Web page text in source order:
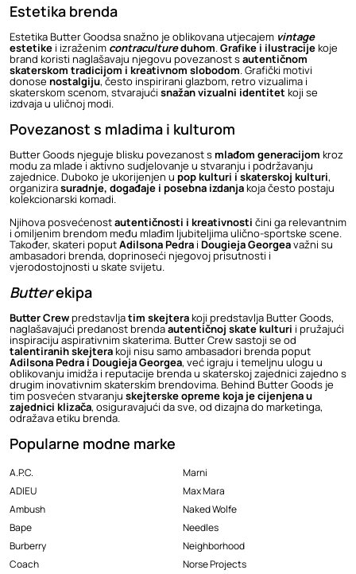
Estetika brenda
Estetika Butter Goodsa snažno je oblikovana utjecajem vintage
estetike i izraženim contracultureduhom.Grafike i ilustracijekoje
brand koristi naglašavaju njegovu povezanost sautentičnom
skaterskom tradicijom i kreativnom slobodom. Grafički motivi
donose nostalgiju, često inspirirani glazbom, retro vizualima i
skaterskom scenom, stvarajući snažan vizualni identitet koji se
izdvaja u uličnoj modi.
Povezanost s mladima i kulturom
Butter Goods njeguje blisku povezanost smlađom generacijom kroz
modu za mlade i aktivno sudjelovanje u stvaranju i podržavanju
zajednice. Duboko je ukorijenjen u pop kulturi i skaterskoj kulturi,
organizirasuradnje, događaje i posebna izdanjakoja često postaju
kolekcionarski komadi.
Njihova posvećenostautentičnosti i kreativnosti čini ga relevantnim
i omiljenim brendom među mlađim ljubiteljima ulično-sportske scene.
Također, skateri poputAdilsona Pedra i Dougieja Georgeavažni su
ambasadori brenda, doprinoseći njegovoj prisutnosti i
vjerodostojnosti u skate svijetu.
Butterekipa
Butter Crewpredstavljatim skejterakoji predstavlja Butter Goods,
naglašavajući predanost brendaautentičnoj skate kulturi i pružajući
inspiraciju aspirativnim skaterima. Butter Crew sastoji se od
talentiranih skejterakoji nisu samo ambasadori brenda poput
Adilsona Pedra i Dougieja Georgea, već igraju i temeljnu ulogu u
oblikovanju imidža i reputacije brenda u skaterskoj zajednici zajedno s
drugim inovativnim skaterskim brendovima. Behind Butter Goods je
tim posvećen stvaranju skejterske opreme koja je cijenjena u
zajednici klizača, osiguravajući da sve, od dizajna do marketinga,
odražava etiku brenda.
Popularne modne marke
A.P.C.
ADIEU
Ambush
Bape
Burberry
Coach
Marni
Max Mara
Naked Wolfe
Needles
Neighborhood
Norse Projects